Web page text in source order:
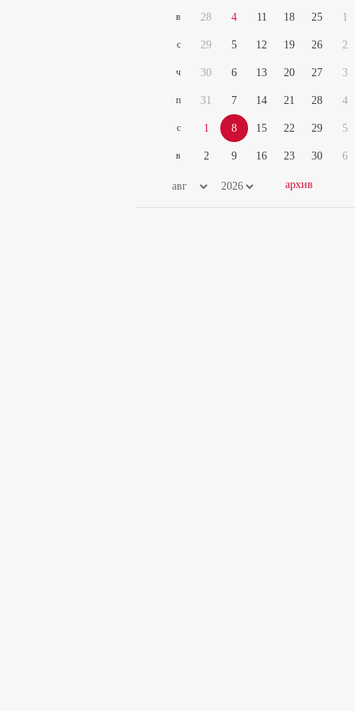
в
с
ч
п
с
в
28
29
30
31
1
2
4
5
6
7
8
9
11
12
13
14
15
16
18
19
20
21
22
23
25
26
27
28
29
30
1
2
3
4
5
6